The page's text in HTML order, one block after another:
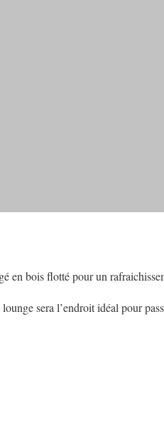
en bois flotté pour un
sera l’endroit idéal pour